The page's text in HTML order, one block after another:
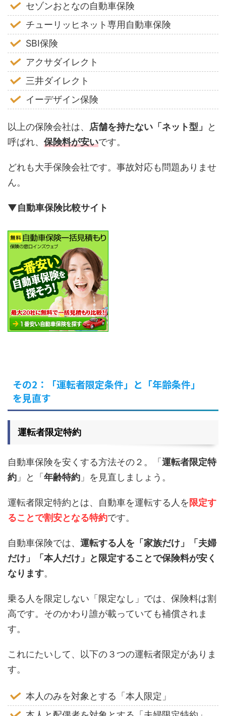
セゾンおとなの自動車保険
チューリッヒネット専用自動車保険
SBI保険
アクサダイレクト
三井ダイレクト
イーデザイン保険
以上の保険会社は、 店舗を持たない「ネット型」
と
呼ばれ、 保険料が安いです。
どれも大手保険会社です。事故対応も問題ありませ
ん。
▼自動車保険比較サイト
その2：「運転者限定条件」と「年齢条件」
を見直す
運転者限定特約
自動車保険を安くする方法その２。「運転者限定特
約 」と「年齢特約 」を見直しましょう。
運転者限定特約とは、自動車を運転する人を限定す
ることで割安となる特約です。
自動車保険では、 運転する人を「家族だけ」「夫婦
だけ」「本人だけ」と限定することで保険料が安く
なります。
乗る人を限定しない「限定なし」では、保険料は割
高です。そのかわり誰が載っていても補償されま
す。
これにたいして、以下の３つの運転者限定がありま
す。
本人のみを対象とする「本人限定」